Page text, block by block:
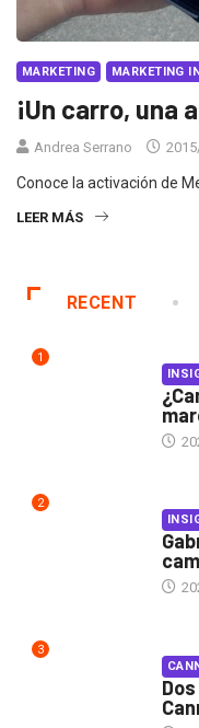
MARKETING MARKETING
¡Un carro, una
Andrea Serrano
Conoce la activación de
LEER MÁS
RECENT
1
2
3